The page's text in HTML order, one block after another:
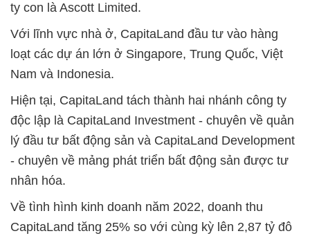
ty con là Ascott Limited.
Với lĩnh vực nhà ở, CapitaLand đầu tư vào hàng
loạt các dự án lớn ở Singapore, Trung Quốc, Việt
Nam và Indonesia.
Hiện tại, CapitaLand tách thành hai nhánh công ty
độc lập là CapitaLand Investment - chuyên về quản
lý đầu tư bất động sản và CapitaLand Development
- chuyên về mảng phát triển bất động sản được tư
nhân hóa.
Về tình hình kinh doanh năm 2022, doanh thu
CapitaLand tăng 25% so với cùng kỳ lên 2,87 tỷ đô